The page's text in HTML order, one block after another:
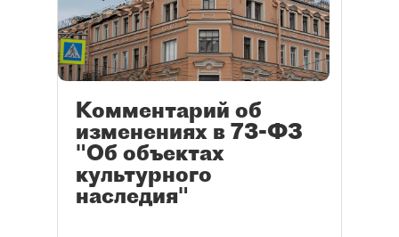
Комментарий об
изменениях в 73-ФЗ
"Об объектах
культурного
наследия"